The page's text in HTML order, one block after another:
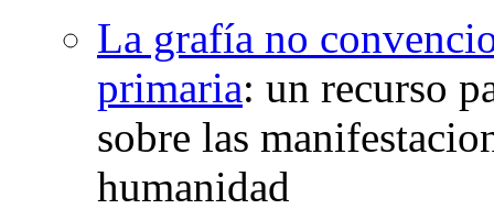
La grafía no
primaria: un recurso
sobre las
humanidad